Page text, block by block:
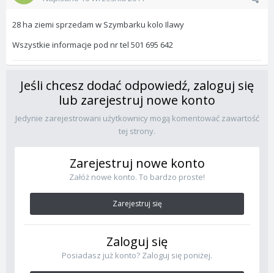
28 ha ziemi sprzedam w Szymbarku kolo Ilawy
Wszystkie informacje pod nr tel 501 695 642
Jeśli chcesz dodać odpowiedź, zaloguj się
lub zarejestruj nowe konto
Jedynie zarejestrowani użytkownicy mogą komentować zawartość
tej strony.
Zarejestruj nowe konto
Załóż nowe konto. To bardzo proste!
Zarejestruj się
Zaloguj się
Posiadasz już konto? Zaloguj się poniżej.